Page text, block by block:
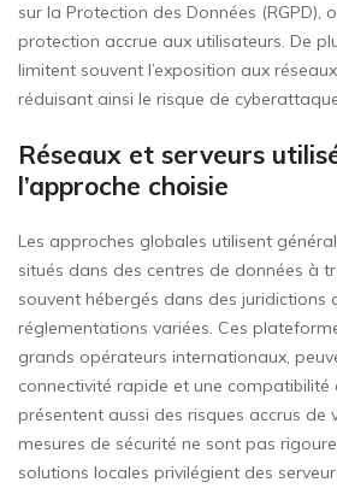
sur la Protection des Données (RGPD),
protection accrue aux utilisateurs. De
limitent souvent l’exposition aux
réduisant ainsi le risque de
Réseaux et serveurs
l’approche choisie
Les approches globales utilisent
situés dans des centres de données à
souvent hébergés dans des juridictions
réglementations variées. Ces
grands opérateurs internationaux,
connectivité rapide et une compatibilité
présentent aussi des risques accrus de
mesures de sécurité ne sont pas
solutions locales privilégient des